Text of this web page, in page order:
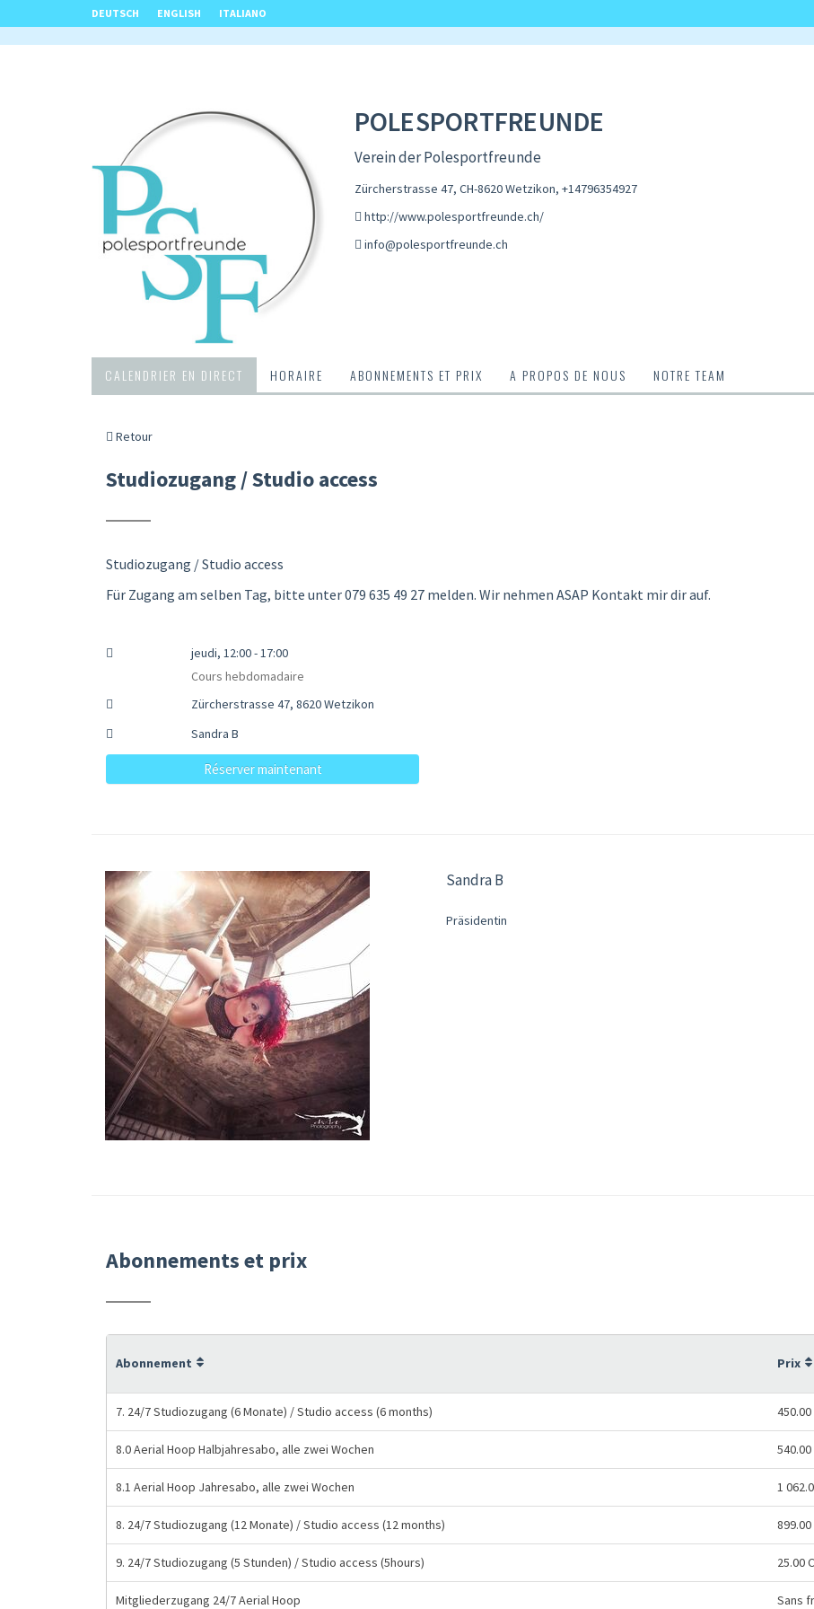
DEUTSCH ENGLISH ITALIANO
POLESPORTFREUNDE
Verein der Polesportfreunde
Zürcherstrasse 47, CH-8620 Wetzikon, +14796354927
http://www.polesportfreunde.ch/
info@polesportfreunde.ch
CALENDRIER EN DIRECT HORAIRE ABONNEMENTS ET PRIX A PROPOS DE NOUS NOTRE TEAM
Retour
Studiozugang / Studio access
Studiozugang / Studio access
Für Zugang am selben Tag, bitte unter 079 635 49 27 melden. Wir nehmen ASAP Kontakt mir dir auf.
jeudi, 12:00 - 17:00
Cours hebdomadaire
Zürcherstrasse 47, 8620 Wetzikon
Sandra B
Réserver maintenant
Sandra B
Präsidentin
Abonnements et prix
Abonnement Prix
7. 24/7 Studiozugang (6 Monate) / Studio access (6 months) 450.00
8.0 Aerial Hoop Halbjahresabo, alle zwei Wochen 540.00
8.1 Aerial Hoop Jahresabo, alle zwei Wochen 1
8. 24/7 Studiozugang (12 Monate) / Studio access (12 months) 899.00
9. 24/7 Studiozugang (5 Stunden) / Studio access (5hours) 25.00
Mitgliederzugang 24/7 Aerial Hoop Sans